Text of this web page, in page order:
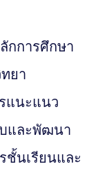
กการศึกษา
ยา
แนะแนว
และพัฒนา
ชั้นเรียนและ